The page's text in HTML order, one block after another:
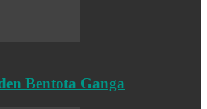
Bentota Ganga